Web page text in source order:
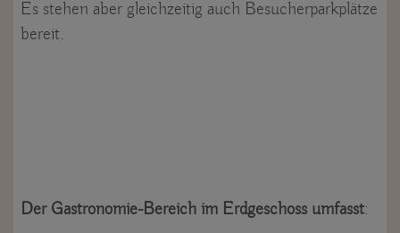
Es stehen aber gleichzeitig auch Besucherparkplätze
bereit.
Der Gastronomie-Bereich im Erdgeschoss umfasst: